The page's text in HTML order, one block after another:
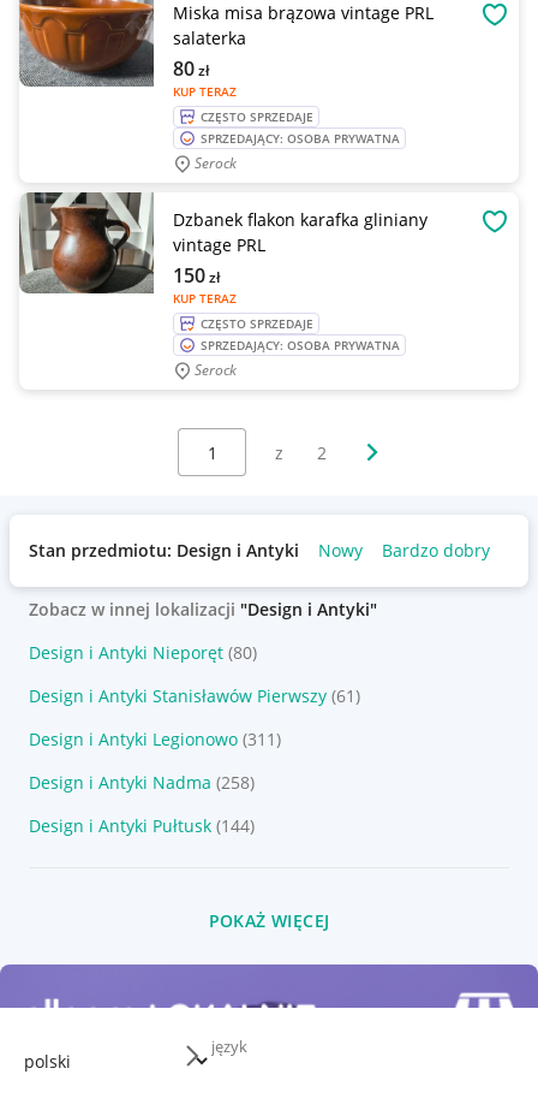
język
Miska misa brązowa vintage PRL
salaterka
KUP TERAZ
80zł
CZĘSTO SPRZEDAJE
SPRZEDAJĄCY: OSOBA PRYWATNA
Serock
Dzbanek flakon karafka gliniany
vintage PRL
KUP TERAZ
150zł
CZĘSTO SPRZEDAJE
SPRZEDAJĄCY: OSOBA PRYWATNA
Serock
Wybierz stronę:
z 2 Następna strona
Stan przedmiotu: Design i Antyki Nowy Bardzo dobry
Zobacz w innej lokalizacji "Design i Antyki"
Design i Antyki Nieporęt (80)
Design i Antyki Stanisławów Pierwszy (61)
Design i Antyki Legionowo (311)
Design i Antyki Nadma (258)
Design i Antyki Pułtusk (144)
POKAŻ WIĘCEJ